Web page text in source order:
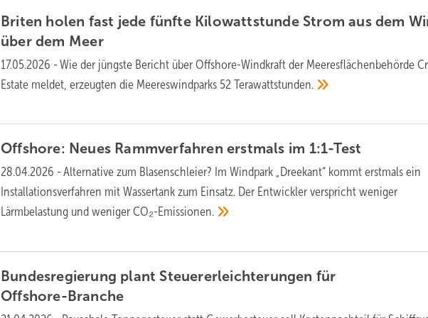
Briten holen fast jede fünfte Kilowattstunde Strom aus dem
über dem Meer
17.05.2026 - Wie der jüngste Bericht über Offshore-Windkraft der Meeresflächenbehörde
Estate meldet, erzeugten die Meereswindparks 52Terawattstunden.
Offshore: Neues Rammverfahren erstmals im 1:1-Test
28.04.2026 - Alternative zum Blasenschleier? Im Windpark „Dreekant“ kommt erstmals ein
Installationsverfahren mit Wassertank zum Einsatz. Der Entwickler verspricht weniger
Lärmbelastung und wenigerCO₂-Emissionen.
Bundesregierung plant Steuererleichterungen für
Offshore-Branche